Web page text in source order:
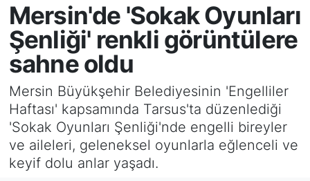
Mersin'de 'Sokak Oyunları
Şenliği' renkli görüntülere
sahne oldu
Mersin Büyükşehir Belediyesinin 'Engelliler
Haftası' kapsamında Tarsus'ta düzenlediği
'Sokak Oyunları Şenliği'nde engelli bireyler
ve aileleri, geleneksel oyunlarla eğlenceli ve
keyif dolu anlar yaşadı.
SPOR
GÜNÜN MANŞETİ
DÜNYA
KÜLTÜR - SANAT
MAGAZİN
Mersin Namaz Vakitleri
Mersin Trafik Yoğunluk Haritası
Süper Lig Puan Durumu ve Fikstür
Tüm Manşetler
Son Dakika Haberleri